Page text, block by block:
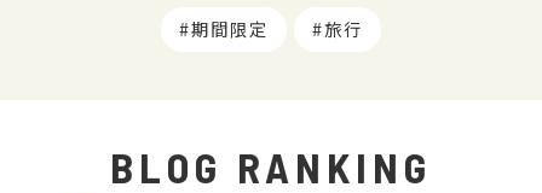
期間限定 旅行
BLOG RANKING